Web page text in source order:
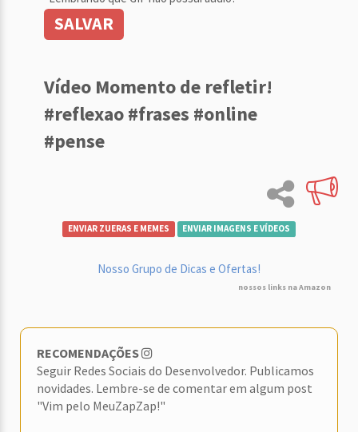
SALVAR
Vídeo Momento de refletir!
#reflexao #frases #online
#pense
ENVIAR ZUERAS E MEMES ENVIAR IMAGENS E VÍDEOS
Nosso Grupo de Dicas e Ofertas!
nossos links na Amazon
RECOMENDAÇÕES
Seguir Redes Sociais do Desenvolvedor. Publicamos
novidades. Lembre-se de comentar em algum post
"Vim pelo MeuZapZap!"